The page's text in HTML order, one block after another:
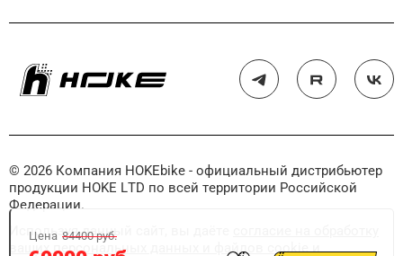
Цена 84400 руб.
© 2026 Компания HOKEbike - официальный дистрибьютер
продукции HOKE LTD по всей территории Российской
Федерации.
Используя данный сайт, вы даёте
ваших персональных данных и файлов cookieи